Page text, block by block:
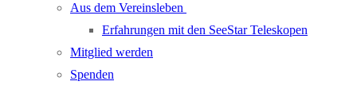
Aus dem Vereinsleben
Erfahrungen mit den SeeStar Teleskopen
Mitglied werden
Spenden